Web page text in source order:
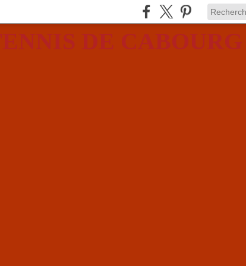
DE CABOURG